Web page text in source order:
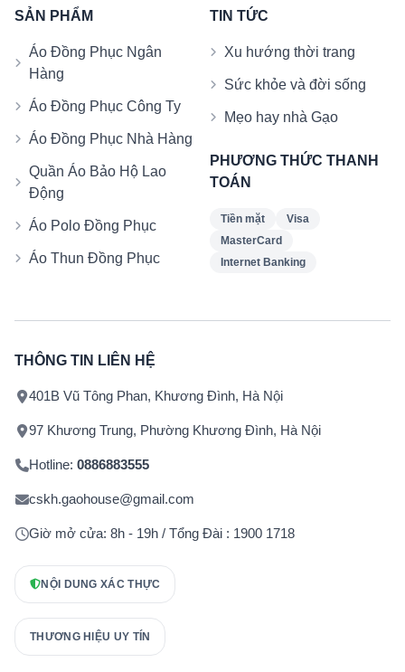
SẢN PHẨM
Áo Đồng Phục Ngân
Hàng
Áo Đồng Phục Công Ty
Áo Đồng Phục Nhà Hàng
Quần Áo Bảo Hộ Lao
Động
Áo Polo Đồng Phục
Áo Thun Đồng Phục
TIN TỨC
Xu hướng thời trang
Sức khỏe và đời sống
Mẹo hay nhà Gạo
PHƯƠNG THỨC THANH
TOÁN
Tiền mặt
Visa
MasterCard
Internet Banking
THÔNG TIN LIÊN HỆ
401B Vũ Tông Phan, Khương Đình, Hà Nội
97 Khương Trung, Phường Khương Đình, Hà Nội
Hotline: 0886883555
cskh.gaohouse@gmail.com
Giờ mở cửa: 8h - 19h / Tổng Đài : 1900 1718
NỘI DUNG XÁC THỰC
THƯƠNG HIỆU UY TÍN